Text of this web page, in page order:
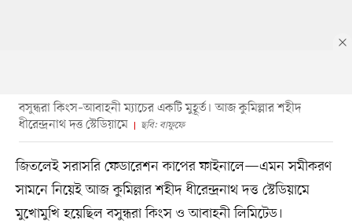
বসুন্ধরা কিংস–আবাহনী ম্যাচের একটি মুহূর্ত। আজ কুমিল্লার শহীদ
ধীরেন্দ্রনাথ দত্ত স্টেডিয়ামে
ছবি: বাফুফে
জিতলেই সরাসরি ফেডারেশন কাপের ফাইনালে—এমন সমীকরণ
সামনে নিয়েই আজ কুমিল্লার শহীদ ধীরেন্দ্রনাথ দত্ত স্টেডিয়ামে
মুখোমুখি হয়েছিল বসুন্ধরা কিংস ও আবাহনী লিমিটেড।